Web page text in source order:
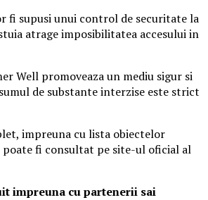
fi supusi unui control de securitate la
atrage imposibilitatea accesului in
Well promoveaza un mediu sigur si
de substante interzise este strict
impreuna cu lista obiectelor
poate fi consultat pe site-ul oficial al
impreuna cu partenerii sai